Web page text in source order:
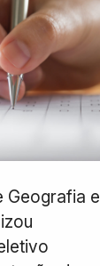
Geografia e